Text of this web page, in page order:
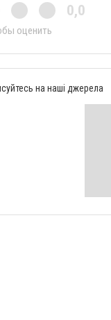
0,0
оценить
на наші джерела